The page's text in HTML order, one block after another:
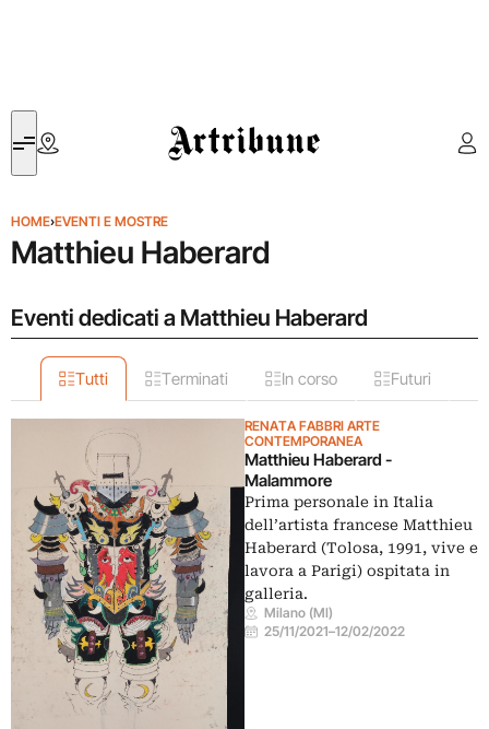
Artribune
HOME›EVENTI E MOSTRE
Matthieu Haberard
Eventi dedicati a Matthieu Haberard
Tutti Terminati In corso Futuri
RENATA FABBRI ARTE
CONTEMPORANEA
Matthieu Haberard -
Malammore
Prima personale in Italia
dell’artista francese Matthieu
Haberard (Tolosa, 1991, vive e
lavora a Parigi) ospitata in
galleria.
Milano (MI)
25/11/2021–12/02/2022